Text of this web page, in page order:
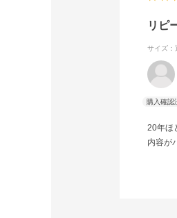
リピ
サイズ：
20年ほ
内容が